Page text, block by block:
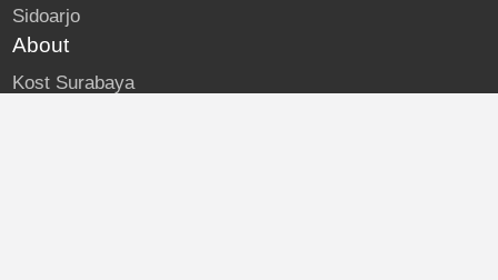
Sidoarjo
About
Kost Surabaya